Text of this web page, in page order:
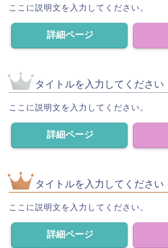
ここに説明文を入力してください。
詳細ページ
タイトルを入力してください
ここに説明文を入力してください。
詳細ページ
タイトルを入力してください
ここに説明文を入力してください。
詳細ページ